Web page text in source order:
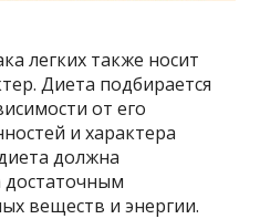
легких также носит
Диета подбирается
от его
и характера
должна
достаточным
веществ и энергии.